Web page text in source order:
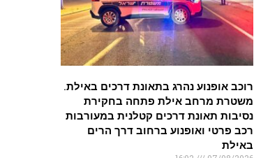
רוכב אופנוע נהרג בתאונת דרכים באילת.
משטרת מרחב אילת פתחה בחקירת
נסיבות תאונת דרכים קטלנית במעורבות
רכב פרטי ואופנוע ברחוב דרך הרים
באילת